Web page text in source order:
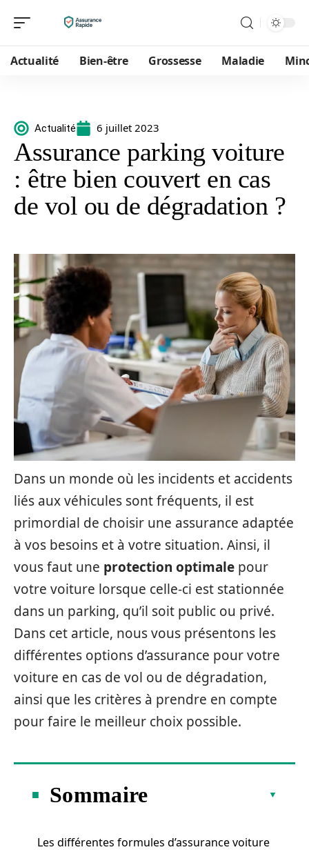
Actualité Bien-être Grossesse Maladie
Actualité 6 juillet 2023
Assurance parking voiture
: être bien couvert en cas
de vol ou de dégradation ?
Dans un monde où les incidents et accidents
liés aux véhicules sont fréquents, il est
primordial de choisir une assurance adaptée
à vos besoins et à votre situation. Ainsi, il
vous faut une protection optimale pour
votre voiture lorsque celle-ci est stationnée
dans un parking, qu’il soit public ou privé.
Dans cet article, nous vous présentons les
différentes options d’assurance pour votre
voiture en cas de vol ou de dégradation,
ainsi que les critères à prendre en compte
pour faire le meilleur choix possible.
Sommaire
Les différentes formules d’assurance voiture